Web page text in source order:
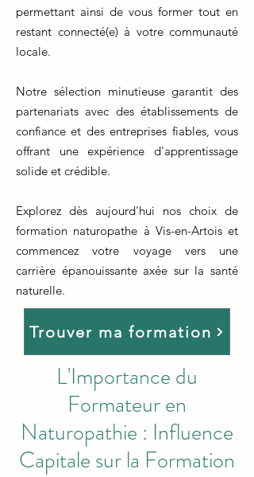
permettant ainsi de vous former tout en
restant connecté(e) à votre communauté
locale.
Notre sélection minutieuse garantit des
partenariats avec des établissements de
confiance et des entreprises fiables, vous
offrant une expérience d'apprentissage
solide et crédible.
Explorez dès aujourd'hui nos choix de
formation naturopathe à Vis-en-Artois et
commencez votre voyage vers une
carrière épanouissante axée sur la santé
naturelle.
Trouver ma formation
L'Importance du
Formateur en
Naturopathie : Influence
Capitale sur la Formation